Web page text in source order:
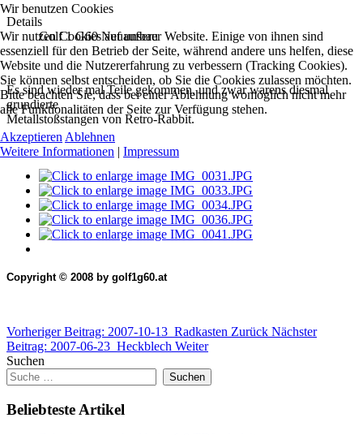
Details
Golf 1 G60 Neuaufbau
Es sind wieder mal Teile gekommen, und zwar warens diesmal
grundierte
Metallstoßstangen von Retro-Rabbit.
Copyright © 2008 by golf1g60.at
Vorheriger Beitrag: 2007-10-13_Radkasten Zurück Nächster
Beitrag: 2007-06-23_Heckblech Weiter
Suchen
Suchen
Beliebteste Artikel
Wir benutzen Cookies
Wir nutzen Cookies auf unserer Website. Einige von ihnen sind
essenziell für den Betrieb der Seite, während andere uns helfen, diese
Website und die Nutzererfahrung zu verbessern (Tracking Cookies).
Sie können selbst entscheiden, ob Sie die Cookies zulassen möchten.
Bitte beachten Sie, dass bei einer Ablehnung womöglich nicht mehr
alle Funktionalitäten der Seite zur Verfügung stehen.
Akzeptieren Ablehnen
Weitere Informationen | Impressum